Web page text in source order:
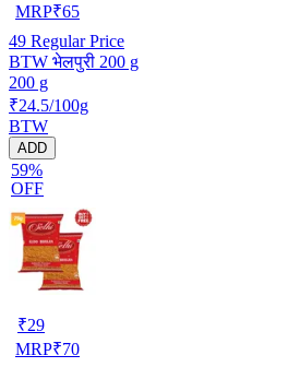
MRP₹65
49 Regular Price
BTW भेलपुरी 200 g
200 g
₹24.5/100g
BTW
ADD
59%
OFF
₹29
MRP₹70